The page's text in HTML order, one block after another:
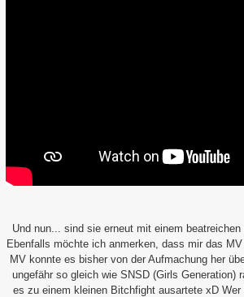
Und nun... sind sie erneut mit einem beatreichen
Ebenfalls möchte ich anmerken, dass mir das
MV konnte es bisher von der Aufmachung her
ungefähr so gleich wie SNSD (Girls Generation)
es zu einem kleinen Bitchfight ausartete xD Wer